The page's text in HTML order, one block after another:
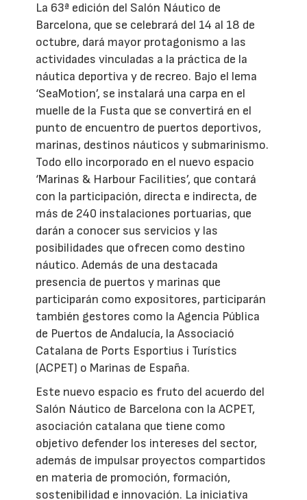
La 63ª edición del Salón Náutico de
Barcelona, que se celebrará del 14 al 18 de
octubre, dará mayor protagonismo a las
actividades vinculadas a la práctica de la
náutica deportiva y de recreo. Bajo el lema
‘SeaMotion’, se instalará una carpa en el
muelle de la Fusta que se convertirá en el
punto de encuentro de puertos deportivos,
marinas, destinos náuticos y submarinismo.
Todo ello incorporado en el nuevo espacio
‘Marinas & Harbour Facilities’, que contará
con la participación, directa e indirecta, de
más de 240 instalaciones portuarias, que
darán a conocer sus servicios y las
posibilidades que ofrecen como destino
náutico. Además de una destacada
presencia de puertos y marinas que
participarán como expositores, participarán
también gestores como la Agencia Pública
de Puertos de Andalucía, la Associació
Catalana de Ports Esportius i Turístics
(ACPET) o Marinas de España.
Este nuevo espacio es fruto del acuerdo del
Salón Náutico de Barcelona con la ACPET,
asociación catalana que tiene como
objetivo defender los intereses del sector,
además de impulsar proyectos compartidos
en materia de promoción, formación,
sostenibilidad e innovación. La iniciativa